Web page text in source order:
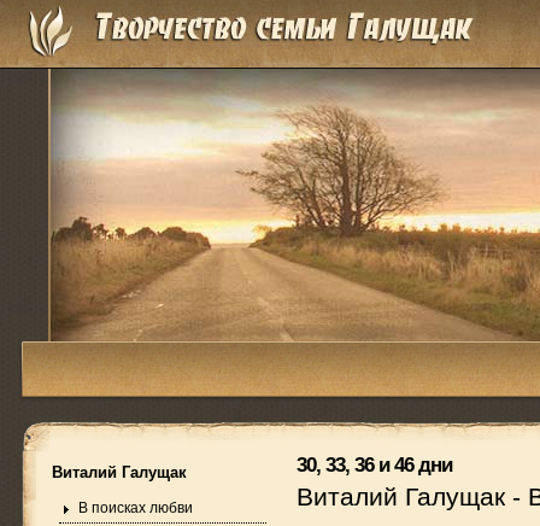
Виталий Галущак
В поисках любви
30, 33, 36 и 46 дни
Виталий Галущак -